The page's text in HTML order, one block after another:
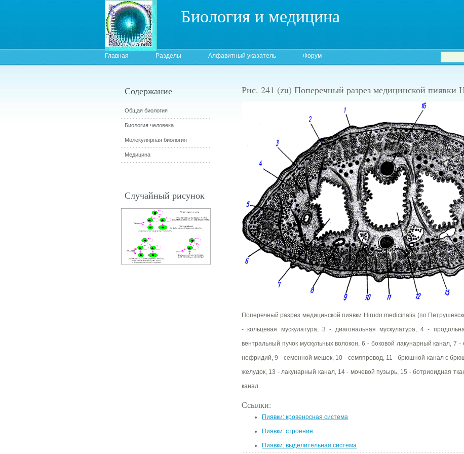
Биология и медицина
Главная Разделы Алфавитный указатель Форум
Рис. 241 (zu) Поперечный разрез медицинской пиявки
Поперечный разрез медицинской пиявки Hirudo medicinalis (по
- кольцевая мускулатура, 3 - диагональная мускулатура, 4 -
вентральный пучок мускульных волокон, 6 - боковой лакунарный канал, 7
нефридий, 9 - семенной мешок, 10 - семяпровод, 11 - брюшной канал с
желудок, 13 - лакунарный канал, 14 - мочевой пузырь, 15 - ботриоидная
канал
Ссылки:
Пиявки: кровеносная система
Пиявки: строение
Пиявки: выделительная система
Содержание
Общая биология
Биология человека
Молекулярная биология
Медицина
Случайный рисунок